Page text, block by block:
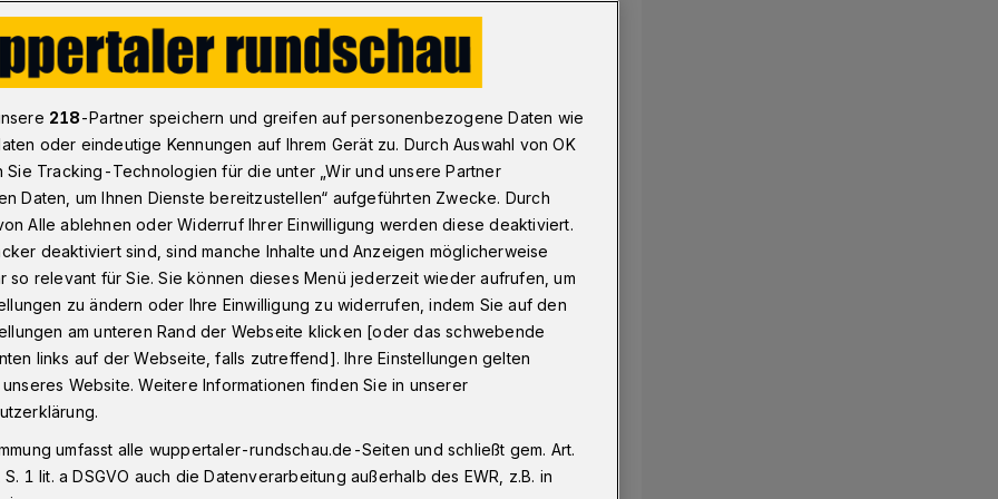
Aus Wuppertal sind acht dabei
Aus
acht dabei
Sonntag (28. und 29. Juni 2025) findet
„Tag der Architektur“ statt. Wuppertal
dabei – drei davon städtische,
des Gebäudemanagements (GMW).
218-Partner speichern und greifen auf personenbezogene Daten wie
oder eindeutige Kennungen auf Ihrem Gerät zu. Durch Auswahl von OK
Sie Tracking-Technologien für die unter „Wir und unsere Partner
Daten, um Ihnen Dienste bereitzustellen“ aufgeführten Zwecke. Durch
Alle ablehnen oder Widerruf Ihrer Einwilligung werden diese deaktiviert.
deaktiviert sind, sind manche Inhalte und Anzeigen möglicherweise
so relevant für Sie. Sie können dieses Menü jederzeit wieder aufrufen, um
zu ändern oder Ihre Einwilligung zu widerrufen, indem Sie auf den
am unteren Rand der Webseite klicken [oder das schwebende
links auf der Webseite, falls zutreffend]. Ihre Einstellungen gelten
Website. Weitere Informationen finden Sie in unserer
umfasst alle wuppertaler-rundschau.de-Seiten und schließt gem. Art.
1 lit. a DSGVO auch die Datenverarbeitung außerhalb des EWR, z.B. in